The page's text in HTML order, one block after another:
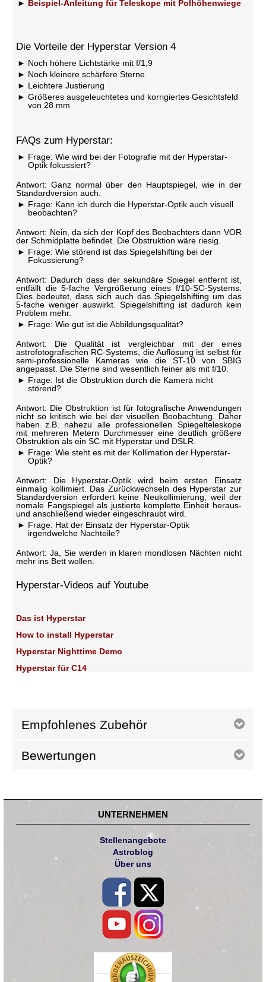
Beispiel-Anleitung für Teleskope mit Polhöhenwiege
Die Vorteile der Hyperstar Version 4
Noch höhere Lichtstärke mit f/1,9
Noch kleinere schärfere Sterne
Leichtere Justierung
Größeres ausgeleuchtetes und korrigiertes Gesichtsfeld
von 28 mm
FAQs zum Hyperstar:
Frage: Wie wird bei der Fotografie mit der Hyperstar-
Optik fokussiert?
Antwort: Ganz normal über den Hauptspiegel, wie in der
Standardversion auch.
Frage: Kann ich durch die Hyperstar-Optik auch visuell
beobachten?
Antwort: Nein, da sich der Kopf des Beobachters dann VOR
der Schmidplatte befindet. Die Obstruktion wäre riesig.
Frage: Wie störend ist das Spiegelshifting bei der
Fokussierung?
Antwort: Dadurch dass der sekundäre Spiegel entfernt ist,
entfällt die 5-fache Vergrößerung eines f/10-SC-Systems.
Dies bedeutet, dass sich auch das Spiegelshifting um das
5-fache weniger auswirkt. Spiegelshifting ist dadurch kein
Problem mehr.
Frage: Wie gut ist die Abbildungsqualität?
Antwort: Die Qualität ist vergleichbar mit der eines
astrofotografischen RC-Systems, die Auflösung ist selbst für
semi-professionelle Kameras wie die ST-10 von SBIG
angepasst. Die Sterne sind wesentlich feiner als mit f/10.
Frage: Ist die Obstruktion durch die Kamera nicht
störend?
Antwort: Die Obstruktion ist für fotografische Anwendungen
nicht so kritisch wie bei der visuellen Beobachtung. Daher
haben z.B. nahezu alle professionellen Spiegelteleskope
mit mehreren Metern Durchmesser eine deutlich größere
Obstruktion als ein SC mit Hyperstar und DSLR.
Frage: Wie steht es mit der Kollimation der Hyperstar-
Optik?
Antwort: Die Hyperstar-Optik wird beim ersten Einsatz
einmalig kollimiert. Das Zurückwechseln des Hyperstar zur
Standardversion erfordert keine Neukollimierung, weil der
nomale Fangspiegel als justierte komplette Einheit heraus-
und anschließend wieder eingeschraubt wird.
Frage: Hat der Einsatz der Hyperstar-Optik
irgendwelche Nachteile?
Antwort: Ja, Sie werden in klaren mondlosen Nächten nicht
mehr ins Bett wollen.
Hyperstar-Videos auf Youtube
Das ist Hyperstar
How to install Hyperstar
Hyperstar Nighttime Demo
Hyperstar für C14
Empfohlenes Zubehör
Bewertungen
UNTERNEHMEN
Stellenangebote
Astroblog
Über uns